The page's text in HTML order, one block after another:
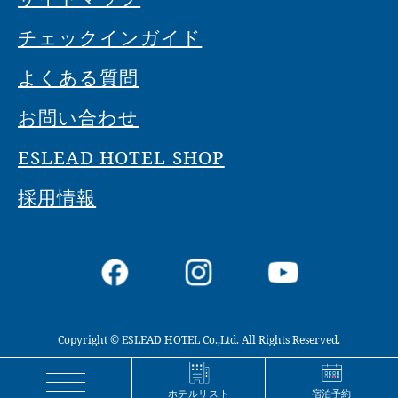
チェックインガイド
よくある質問
お問い合わせ
ESLEAD HOTEL SHOP
採用情報
Copyright © ESLEAD HOTEL Co.,Ltd. All Rights Reserved.
ホテルリスト 宿泊予約